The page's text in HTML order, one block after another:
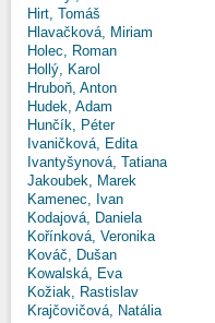
Hirt, Tomáš
Hlavačková, Miriam
Holec, Roman
Hollý, Karol
Hruboň, Anton
Hudek, Adam
Hunčík, Péter
Ivaničková, Edita
Ivantyšynová, Tatiana
Jakoubek, Marek
Kamenec, Ivan
Kodajová, Daniela
Kořínková, Veronika
Kováč, Dušan
Kowalská, Eva
Kožiak, Rastislav
Krajčovičová, Natália